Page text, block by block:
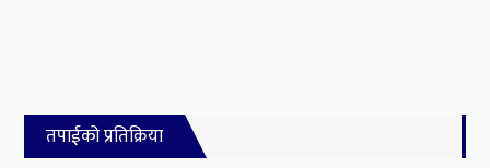
तपाईको प्रतिक्रिया